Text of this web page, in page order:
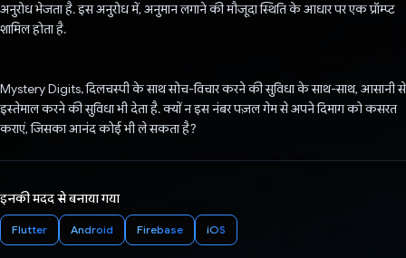
अनुरोध भेजता है. इस अनुरोध में, अनुमान लगाने की मौजूदा स्थिति के आधार पर एक प्रॉम्प्ट
शामिल होता है.
Mystery Digits, दिलचस्पी के साथ सोच-विचार करने की सुविधा के साथ-साथ, आसानी से
इस्तेमाल करने की सुविधा भी देता है. क्यों न इस नंबर पज़ल गेम से अपने दिमाग को कसरत
कराएं, जिसका आनंद कोई भी ले सकता है?
इनकी मदद से बनाया गया
Flutter Android Firebase iOS